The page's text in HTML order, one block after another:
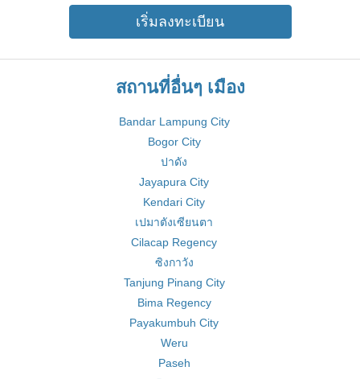
เริ่มลงทะเบียน
สถานที่อื่นๆ เมือง
Bandar Lampung City
Bogor City
ปาดัง
Jayapura City
Kendari City
เปมาตังเซียนตา
Cilacap Regency
ซิงกาวัง
Tanjung Pinang City
Bima Regency
Payakumbuh City
Weru
Paseh